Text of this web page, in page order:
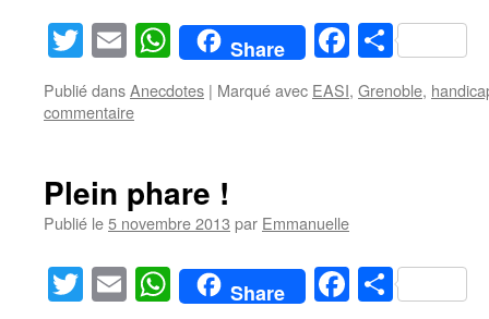
Twitter
EmailWhatsApp
Share Facebook
Publié dansAnecdotes | Marqué avec EASI, Grenoble,
commentaire
Plein phare !
Publié le5 novembre 2013 par Emmanuelle
Twitter
EmailWhatsApp
Share Facebook